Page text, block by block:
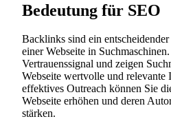
Bedeutung für SEO
Backlinks sind ein
einer Webseite in
Vertrauenssignal und zeigen
Webseite wertvolle und relevante
effektives Outreach können Sie
Webseite erhöhen und deren
stärken.